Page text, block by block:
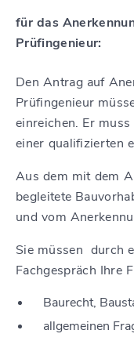
für das
Prüfingenieur:
Den Antrag auf
Prüfingenieur
einreichen. Er
einer qualifizierten
Aus dem mit dem
begleitete
und vom
Sie müssen durch
Fachgespräch Ihre
Baurecht,
allgemeinen